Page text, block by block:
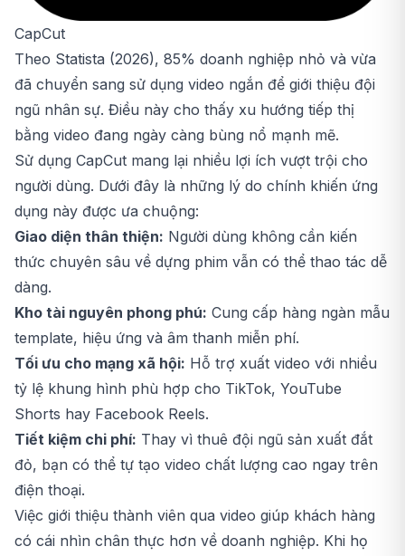
CapCut
Theo Statista (2026), 85% doanh nghiệp nhỏ và vừa
đã chuyển sang sử dụng video ngắn để giới thiệu đội
ngũ nhân sự. Điều này cho thấy xu hướng tiếp thị
bằng video đang ngày càng bùng nổ mạnh mẽ.
Sử dụng CapCut mang lại nhiều lợi ích vượt trội cho
người dùng. Dưới đây là những lý do chính khiến ứng
dụng này được ưa chuộng:
Giao diện thân thiện: Người dùng không cần kiến
thức chuyên sâu về dựng phim vẫn có thể thao tác dễ
dàng.
Kho tài nguyên phong phú: Cung cấp hàng ngàn mẫu
template, hiệu ứng và âm thanh miễn phí.
Tối ưu cho mạng xã hội: Hỗ trợ xuất video với nhiều
tỷ lệ khung hình phù hợp cho TikTok, YouTube
Shorts hay Facebook Reels.
Tiết kiệm chi phí: Thay vì thuê đội ngũ sản xuất đắt
đỏ, bạn có thể tự tạo video chất lượng cao ngay trên
điện thoại.
Việc giới thiệu thành viên qua video giúp khách hàng
có cái nhìn chân thực hơn về doanh nghiệp. Khi họ